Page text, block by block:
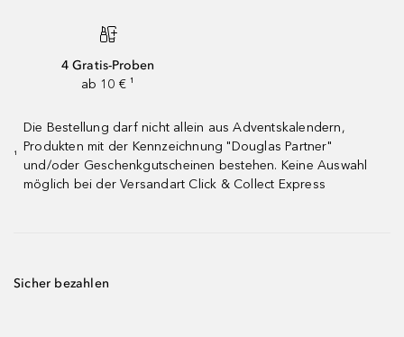
4 Gratis-Proben
ab 10 € ¹
¹
Die Bestellung darf nicht allein aus Adventskalendern,
Produkten mit der Kennzeichnung "Douglas Partner"
und/oder Geschenkgutscheinen bestehen. Keine Auswahl
möglich bei der Versandart Click & Collect Express
Sicher bezahlen